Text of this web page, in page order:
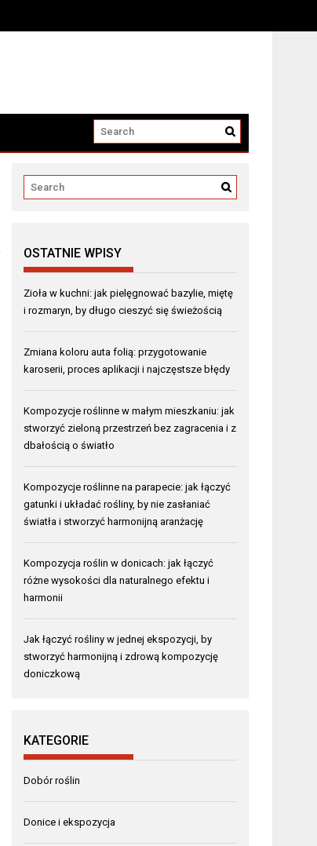
OSTATNIE WPISY
Zioła w kuchni: jak pielęgnować bazylie, miętę
i rozmaryn, by długo cieszyć się świeżością
Zmiana koloru auta folią: przygotowanie
karoserii, proces aplikacji i najczęstsze błędy
Kompozycje roślinne w małym mieszkaniu: jak
stworzyć zieloną przestrzeń bez zagracenia i z
dbałością o światło
Kompozycje roślinne na parapecie: jak łączyć
gatunki i układać rośliny, by nie zasłaniać
światła i stworzyć harmonijną aranżację
Kompozycja roślin w donicach: jak łączyć
różne wysokości dla naturalnego efektu i
harmonii
Jak łączyć rośliny w jednej ekspozycji, by
stworzyć harmonijną i zdrową kompozycję
doniczkową
KATEGORIE
Dobór roślin
Donice i ekspozycja